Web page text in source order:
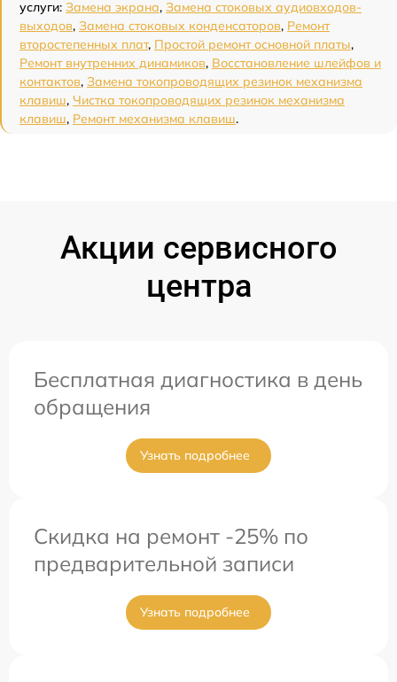
услуги: Замена экрана, Замена стоковых аудиовходов-
выходов, Замена стоковых конденсаторов, Ремонт
второстепенных плат, Простой ремонт основной платы,
Ремонт внутренних динамиков, Восстановление шлейфов и
контактов, Замена токопроводящих резинок механизма
клавиш, Чистка токопроводящих резинок механизма
клавиш, Ремонт механизма клавиш.
Акции сервисного
центра
Бесплатная диагностика в день
обращения
Узнать подробнее
Скидка на ремонт -25% по
предварительной записи
Узнать подробнее